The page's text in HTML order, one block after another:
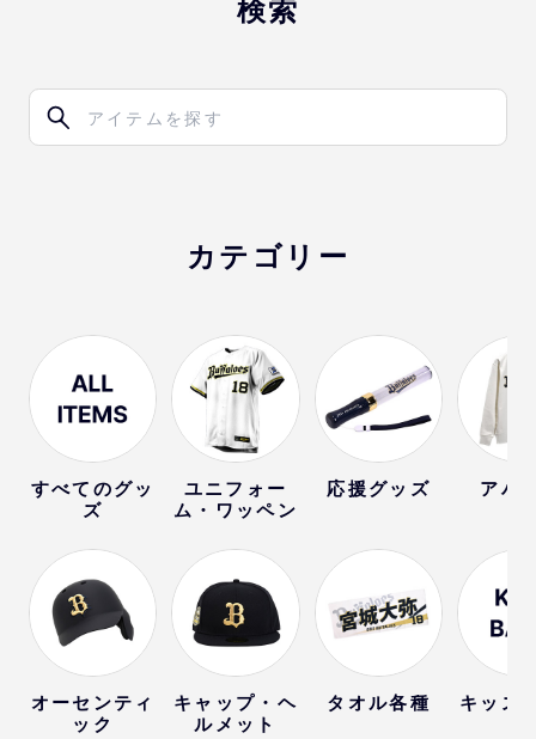
検索
カテゴリー
すべてのグッ
ズ
オーセンティ
ック
ユニフォー
ム・ワッペン
キャップ・ヘ
ルメット
応援グッズ
タオル各種
アパ
キッズ